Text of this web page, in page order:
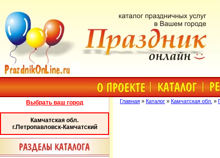
Выбрать ваш город
Камчатская обл.
г.Петропавловск-Камчатский
Главная » Каталог » Камчатская обл. »